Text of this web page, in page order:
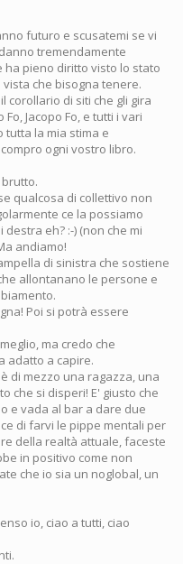
futuro e scusatemi se vi
tremendamente
pieno diritto visto lo stato
che bisogna tenere.
corollario di siti che gli gira
Jacopo Fo, e tutti i vari
la mia stima e
ogni vostro libro.
qualcosa di collettivo non
ce la possiamo
eh? :-) (non che mi
andiamo!
di sinistra che sostiene
allontanano le persone e
Poi si potrà essere
ma credo che
adatto a capire.
di mezzo una ragazza, una
che si disperi! E' giusto che
e vada al bar a dare due
di farvi le pippe mentali per
della realtà attuale, faceste
in positivo come non
che io sia un noglobal, un
io, ciao a tutti, ciao